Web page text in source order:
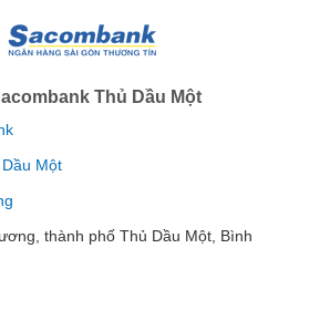
Thủ Dầu Một
Một
thành phố Thủ Dầu Một, Bình